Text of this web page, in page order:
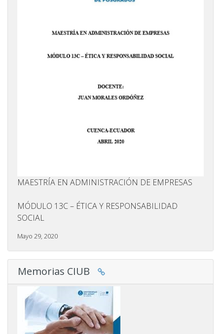
MAESTRÍA EN ADMINISTRACIÓN DE EMPRESAS
MÓDULO 13C – ÉTICA Y RESPONSABILIDAD
SOCIAL
Mayo 29, 2020
Memorias CIUB